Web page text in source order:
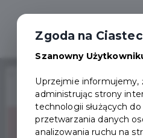
Zgoda na
Szanowny
Uprzejmie informujemy,
administrując strony
technologii służących do
przetwarzania danych
analizowania ruchu na